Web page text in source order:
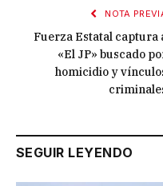
NOTA
Fuerza Estatal captura
«El JP» buscado
homicidio y
SEGUIR LEYENDO